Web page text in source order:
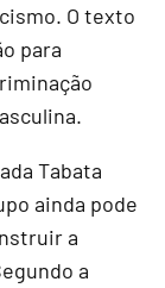
. O texto
para
.
Tabata
ainda pode
a
a